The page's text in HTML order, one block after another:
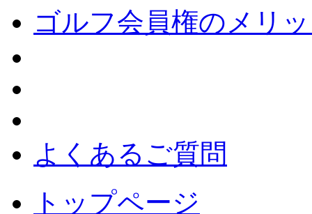
ゴルフ会員権のメリ
よくあるご質問
トップページ